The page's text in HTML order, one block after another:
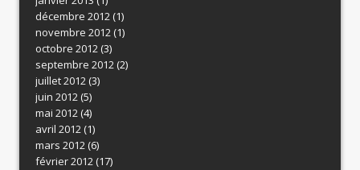
décembre 2012(1)
novembre 2012(1)
octobre 2012(3)
septembre 2012(2)
juillet 2012(3)
juin 2012(5)
mai 2012(4)
avril 2012(1)
mars 2012(6)
février 2012(17)